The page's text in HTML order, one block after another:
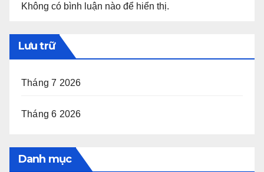
Không có bình luận nào để hiển thị.
Lưu trữ
Tháng 7 2026
Tháng 6 2026
Danh mục